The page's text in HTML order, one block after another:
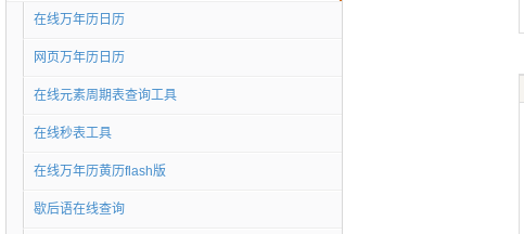
在线万年历日历
网页万年历日历
在线元素周期表查询工具
在线秒表工具
在线万年历黄历flash版
歇后语在线查询